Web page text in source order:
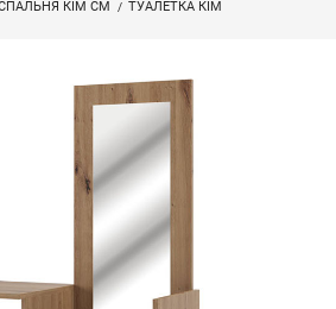
КІМ СМ ТУАЛЕТКА КІМ